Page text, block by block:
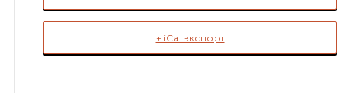
+ iCal экспорт